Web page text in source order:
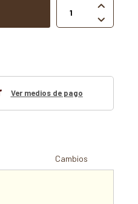


Ver medios de pago
Cambios